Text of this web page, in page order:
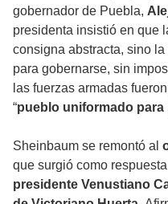
gobernador de Puebla,
presidenta insistió en que
consigna abstracta, sino
para gobernarse, sin
las fuerzas armadas
“pueblo uniformado
Sheinbaum se remontó al
que surgió como
presidente Venustiano